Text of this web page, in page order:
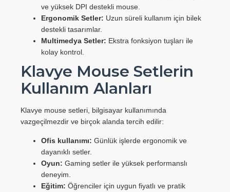
ve yüksek DPI destekli mouse.
Ergonomik Setler: Uzun süreli kullanım için bilek
destekli tasarımlar.
Multimedya Setler: Ekstra fonksiyon tuşları ile
kolay kontrol.
Klavye Mouse Setlerin
Kullanım Alanları
Klavye mouse setleri, bilgisayar kullanımında
vazgeçilmezdir ve birçok alanda tercih edilir:
Ofis kullanımı: Günlük işlerde ergonomik ve
dayanıklı setler.
Oyun: Gaming setler ile yüksek performanslı
deneyim.
Eğitim: Öğrenciler için uygun fiyatlı ve pratik